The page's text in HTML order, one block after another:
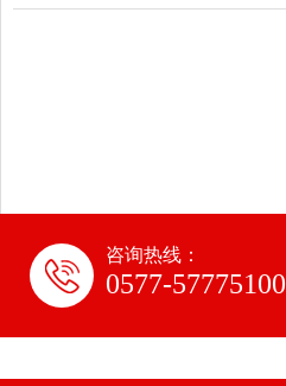
咨询热线：
0577-57775100